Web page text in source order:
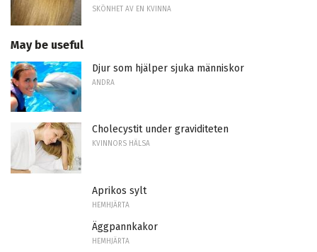
SKÖNHET AV EN KVINNA
May be useful
Djur som hjälper sjuka människor
ANDRA
Cholecystit under graviditeten
KVINNORS HÄLSA
Aprikos sylt
HEMHJÄRTA
Äggpannkakor
HEMHJÄRTA